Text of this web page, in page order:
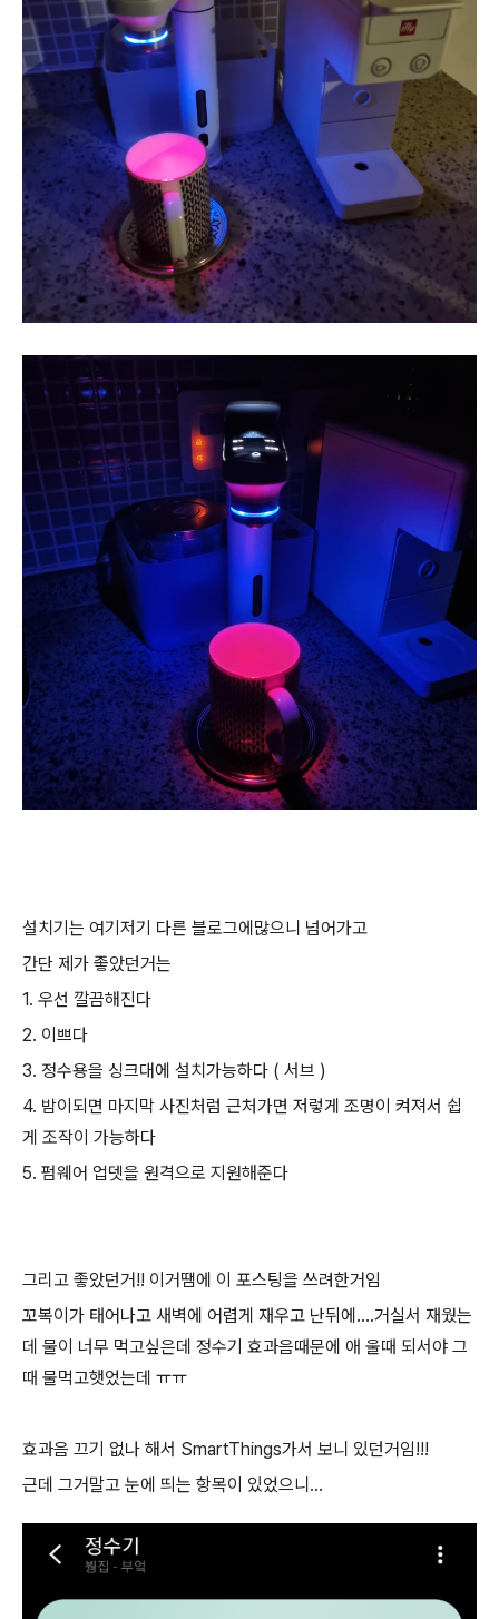
설치기는 여기저기 다른 블로그에많으니 넘어가고
간단 제가 좋았던거는
1. 우선 깔끔해진다
2. 이쁘다
3. 정수용을 싱크대에 설치가능하다 ( 서브 )
4. 밤이되면 마지막 사진처럼 근처가면 저렇게 조명이 켜져서 쉽
게 조작이 가능하다
5. 펌웨어 업뎃을 원격으로 지원해준다
그리고 좋았던거!! 이거땜에 이 포스팅을 쓰려한거임
꼬복이가 태어나고 새벽에 어렵게 재우고 난뒤에....거실서 재웠는
데 물이 너무 먹고싶은데 정수기 효과음때문에 애 울때 되서야 그
때 물먹고햇었는데 ㅠㅠ
효과음 끄기 없나 해서 SmartThings가서 보니 있던거임!!!
근데 그거말고 눈에 띄는 항목이 있었으니...